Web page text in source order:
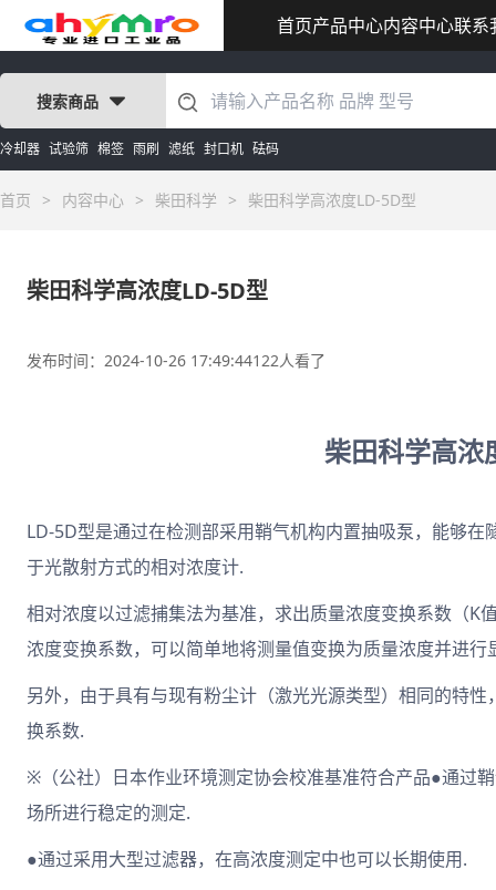
首页产品中心内容中心联系
搜索商品
冷却器 试验筛 棉签 雨刷 滤纸 封口机 砝码
首页 > 内容中心 > 柴田科学 > 柴田科学高浓度LD-5D型
柴田科学高浓度LD-5D型
发布时间：2024-10-26 17:49:44122人看了
柴田科学高浓
LD-5D型是通过在检测部采用鞘气机构内置抽吸泵，能够
于光散射方式的相对浓度计.
相对浓度以过滤捕集法为基准，求出质量浓度变换系数（K
浓度变换系数，可以简单地将测量值变换为质量浓度并进行
另外，由于具有与现有粉尘计（激光光源类型）相同的特
换系数.
※（公社）日本作业环境测定协会校准基准符合产品●通过
场所进行稳定的测定.
●通过采用大型过滤器，在高浓度测定中也可以长期使用.